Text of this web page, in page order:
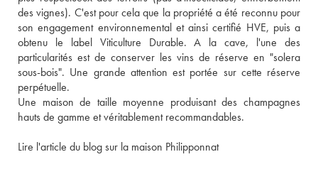
des vignes). C'est pour cela que la propriété a été reconnu pour
son engagement environnemental et ainsi certifié HVE, puis a
obtenu le label Viticulture Durable. A la cave, l'une des
particularités est de conserver les vins de réserve en "solera
sous-bois". Une grande attention est portée sur cette réserve
perpétuelle.
Une maison de taille moyenne produisant des champagnes
hauts de gamme et véritablement recommandables.
Lire l'article du blog sur la maison Philipponnat